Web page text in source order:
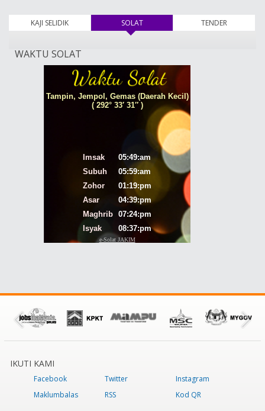
KAJI SELIDIK SOLAT(tab aktif) TENDER
WAKTU SOLAT
IKUTI KAMI
Facebook Twitter
Instagram
Maklumbalas
RSS Kod QR